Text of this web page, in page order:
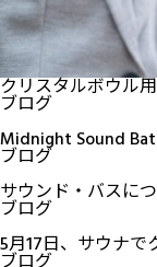
クリスタルボウル
ブログ
Midnight Sound
ブログ
サウンド・バスに
ブログ
5月17日、サウナで
ブログ